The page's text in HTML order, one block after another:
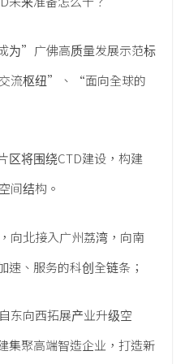
为”广佛高质量发展示范标
流枢纽”、“面向全球的
区将围绕CTD建设，构建
间结构。
，向北接入广州荔湾，向南
速、服务的科创全链条；
自东向西拓展产业升级空
集聚高端智造企业，打造新